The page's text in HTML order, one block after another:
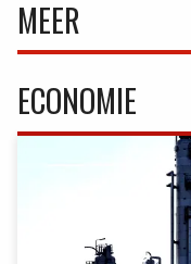
MEER
ECONOMIE